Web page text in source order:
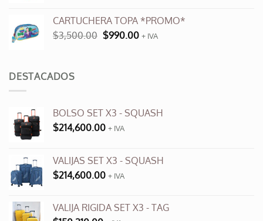
era:
$9,600.00.
es:
$3,500.00.
CARTUCHERA TOPA *PROMO*
$3,500.00 El
$990.00El+ IVA
DESTACADOS
BOLSO SET X3 - SQUASH
$214,600.00 + IVA
VALIJAS SET X3 - SQUASH
$214,600.00 + IVA
VALIJA RIGIDA SET X3 - TAG